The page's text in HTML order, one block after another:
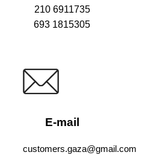
210 6911735
693 1815305
E-mail
customers.gaza@gmail.com